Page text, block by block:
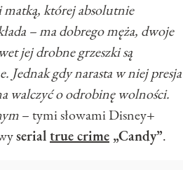
której absolutnie
– ma dobrego męża, dwoje
jej drobne grzeszki są
Jednak gdy narasta w niej presja
walczyć o odrobinę wolności.
– tymi słowami Disney+
serialtrue crime „Candy”.